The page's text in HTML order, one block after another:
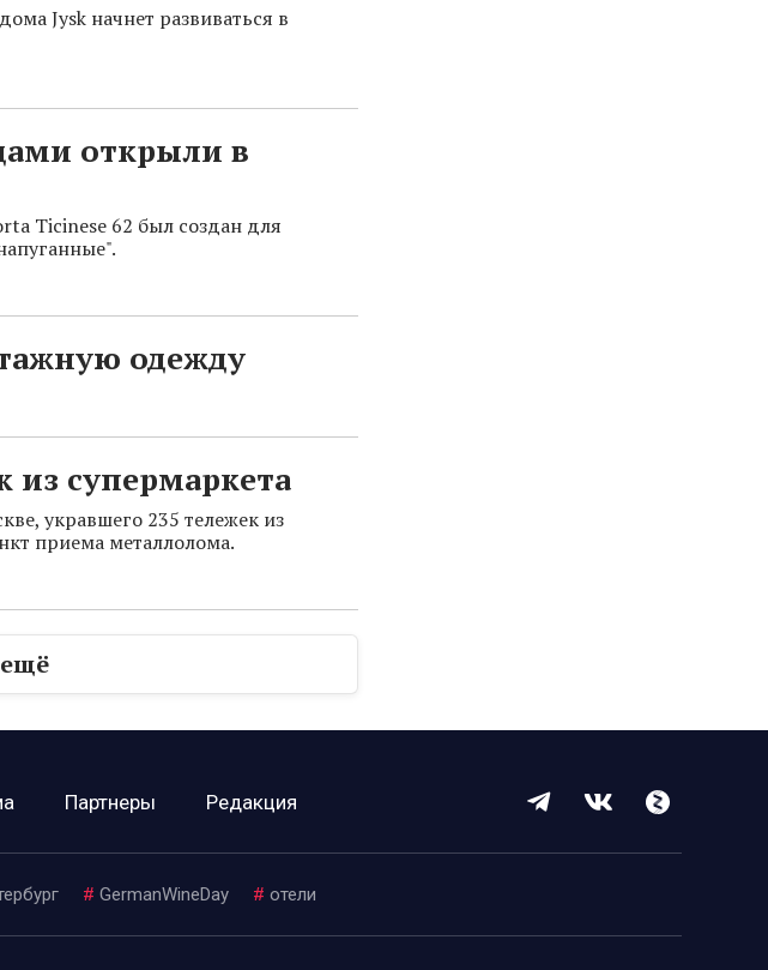
Jysk начнет развиваться в
открыли в
Ticinese 62 был создан для
одежду
из супермаркета
укравшего 235 тележек из
приема металлолома.
Партнеры Редакция
# GermanWineDay # отели